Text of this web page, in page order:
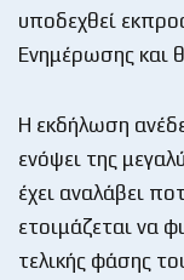
υποδεχθεί
Ενημέρωσης και
Η εκδήλωση
ενόψει της
έχει αναλάβει
ετοιμάζεται να
τελικής φάσης